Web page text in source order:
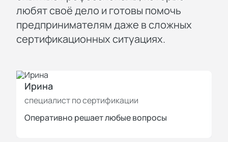
любят своё дело и готовы помочь
предпринимателям даже в сложных
сертификационных ситуациях.
Ирина
специалист по сертификации
Оперативно решает любые вопросы